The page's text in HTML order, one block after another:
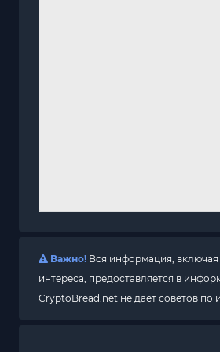
Важно! Вся информация,
интереса, предоставляется в
CryptoBread.net не дает советов по